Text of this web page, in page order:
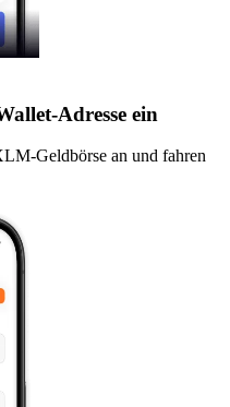
Adresse ein
Geldbörse an und fahren